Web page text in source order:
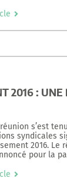
2016 : UNE
s’est
syndicales
2016. Le
pour la